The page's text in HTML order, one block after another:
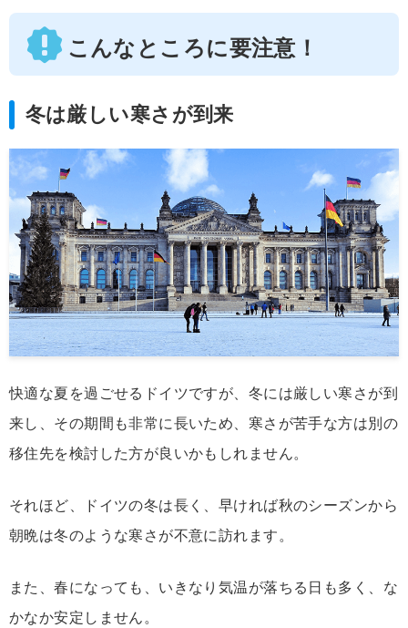
こんなところに要注意！
冬は厳しい寒さが到来
快適な夏を過ごせるドイツですが、冬には厳しい寒さが到
来し、その期間も非常に長いため、寒さが苦手な方は別の
移住先を検討した方が良いかもしれません。
それほど、ドイツの冬は長く、早ければ秋のシーズンから
朝晩は冬のような寒さが不意に訪れます。
また、春になっても、いきなり気温が落ちる日も多く、な
かなか安定しません。